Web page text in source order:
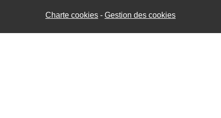
Charte cookies Gestion des cookies